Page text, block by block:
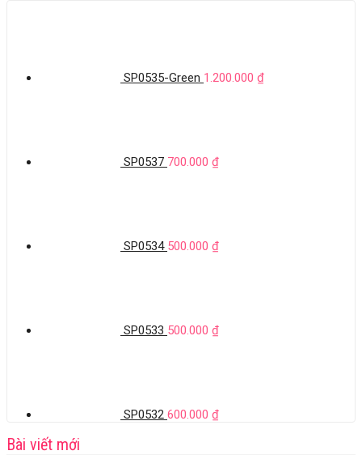
SP0535-Green 1.200.000 ₫
SP0537 700.000 ₫
SP0534 500.000 ₫
SP0533 500.000 ₫
SP0532 600.000 ₫
Bài viết mới